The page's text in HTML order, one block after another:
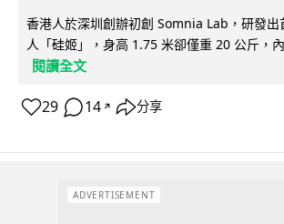
香港人於深圳創辦初創 Somnia Lab，研發
人「硅姬」，身高 1.75 米卻僅重 20 公斤，
閱讀全文
29 14 ↗ 分享
ADVERTISEMENT